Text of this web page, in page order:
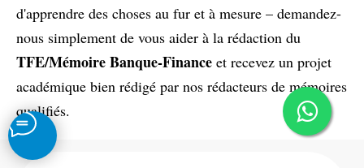
d'apprendre des choses au fur et à mesure – demandez-
nous simplement de vous aider à la rédaction du
TFE/Mémoire Banque-Finance et recevez un projet
académique bien rédigé par nos rédacteurs de mémoires
qualifiés.